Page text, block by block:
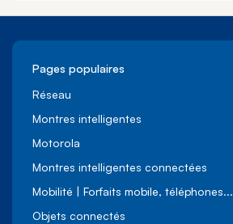
Pages populaires
Réseau
Montres intelligentes
Motorola
Montres intelligentes connectées
Mobilité | Forfaits mobile, téléphones...
Objets connectés